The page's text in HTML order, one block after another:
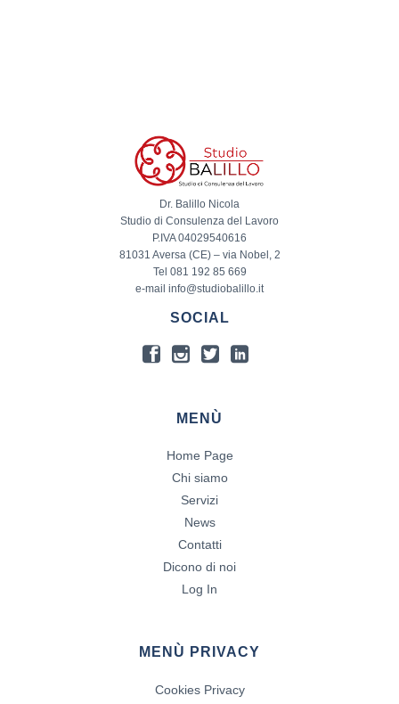
Dr. Balillo Nicola
Studio di Consulenza del Lavoro
P.IVA 04029540616
81031 Aversa (CE) – via Nobel, 2
Tel 081 192 85 669
e-mail info@studiobalillo.it
SOCIAL
MENÙ
Home Page
Chi siamo
Servizi
News
Contatti
Dicono di noi
Log In
MENÙ PRIVACY
Cookies Privacy